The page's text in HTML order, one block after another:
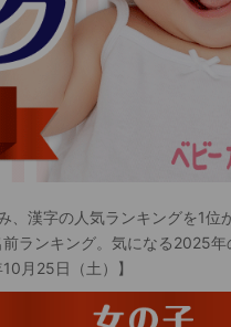
、漢字の人気ランキングを1位
ランキング。気になる2025年
月25日（土）】